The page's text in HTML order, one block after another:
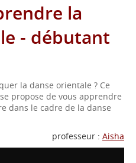
la
- débutant
la danse orientale ? Ce
propose de vous apprendre
dans le cadre de la danse
professeur : Aisha